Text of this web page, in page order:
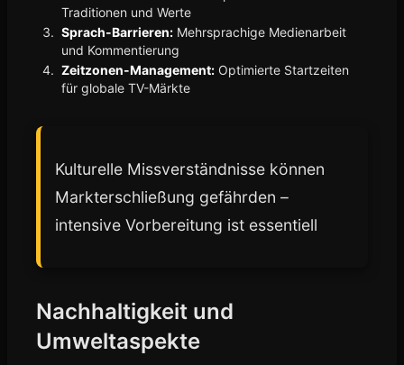
Traditionen und Werte
Sprach-Barrieren: Mehrsprachige Medienarbeit
und Kommentierung
Zeitzonen-Management: Optimierte Startzeiten
für globale TV-Märkte
Kulturelle Missverständnisse können
Markterschließung gefährden –
intensive Vorbereitung ist essentiell
Nachhaltigkeit und
Umweltaspekte